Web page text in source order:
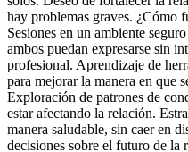
hay problemas graves. ¿Cómo
Sesiones en un ambiente
ambos puedan expresarse sin
profesional. Aprendizaje de
para mejorar la manera en que
Exploración de patrones de
estar afectando la relación.
manera saludable, sin caer en
decisiones sobre el futuro de